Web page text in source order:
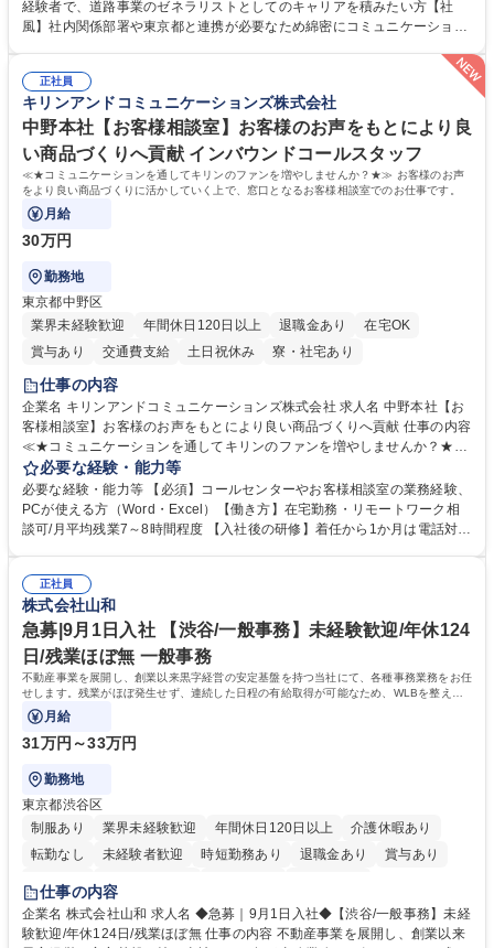
管理部門：広報、人事、経理など当公社の運営に係る管理業務 ■収益部
門：駐車場の新規開拓、管理運営、新宿駅西口広場の「イベントコーナ
密集地域の特定整備路線の用地取得、道路に関する普及啓発事業、都内の
道路施設や道路工事現場の見学ツアー事業 ※入社後は上記いずれかの部門
へ配属。※業務内容変更の範囲：会社の定める業務 募集職種 【都庁グル
ープ】総合職（事務）◇残業月平均9時間未満／有給年平均16日取得
経験者で、道路事業のゼネラリストとしてのキャリアを積みたい方【社
風】社内関係部署や東京都と連携が必要なため綿密にコミュニケーション
は、駐車場の管理運営や道路用地の取得、公益財団法人の中枢を担う管理
部門など多岐に渡る業務を経験できます。 ■様々なプロジェクト：駐車場
事業の他、新宿駅西口広場内に設置された照明を兼ねた広告「ブライトサ
イン」の管理運営を行うなど、事業収益を生み出す活動を積極的に行って
います。 学歴・資格 学歴：大学院 大学 高専 短大 専修学校 高校 語学力：
資格：
正社員
キリンアンドコミュニケーションズ株式会社
中野本社【お客様相談室】お客様のお声をもとにより良
い商品づくりへ貢献 インバウンドコールスタッフ
≪★コミュニケーションを通してキリンのファンを増やしませんか？★≫ お客様のお声
をより良い商品づくりに活かしていく上で、窓口となるお客様相談室でのお仕事です。
月給
30万円
勤務地
東京都中野区
業界未経験歓迎
年間休日120日以上 退職金あり
在宅OK
賞与あり
交通費支給 土日祝休み 寮・社宅あり
仕事の内容
企業名 キリンアンドコミュニケーションズ株式会社 求人名 中野本社【お
客様相談室】お客様のお声をもとにより良い商品づくりへ貢献 仕事の内容
≪★コミュニケーションを通してキリンのファンを増やしませんか？★≫
お客様のお声をより良い商品づくりに活かしていく上で、窓口となるお客
様相談室でのお仕事です。 日々お客様からいただくキリングループへのご
意見を、企業活動に活かしています。お客様からの声に迅速かつ誠意をも
って対応、情報提供するとともにグループ内活動に反映しています。 【具
平均100件前後■メール・手紙：同上40件前後 募集職種 中野本社【お客様
相談室】お客様のお声をもとにより良い商品づくりへ貢献
必要な経験・能力等
必要な経験・能力等 【必須】コールセンターやお客様相談室の業務経験、
PCが使える方（Word・Excel）【働き方】在宅勤務・リモートワーク相
談可/月平均残業7～8時間程度 【入社後の研修】着任から1か月は電話対応
すのでご安心ください。 【当社について】キリングループの広報機能を担
う会社として、お客様との出会いを大切にし、磨き上げたホスピタリティ
を込めてコミュニケーションをとりながら広報関連業務を行っておりま
す。 学歴・資格 学歴：大学院 大学 高専 短大 専修学校 高校 語学力： 資
格：
正社員
株式会社山和
急募|9月1日入社 【渋谷/一般事務】未経験歓迎/年休124
日/残業ほぼ無 一般事務
不動産事業を展開し、創業以来黒字経営の安定基盤を持つ当社にて、各種事務業務をお任
せします。残業がほぼ発生せず、連続した日程の有給取得が可能なため、WLBを整えた
い方にお勧めの環境です！
月給
31万円～33万円
勤務地
東京都渋谷区
制服あり
業界未経験歓迎 年間休日120日以上
介護休暇あり
転勤なし
未経験者歓迎 時短勤務あり 退職金あり
賞与あり
育休あり
完全週休2日制
仕事の内容
企業名 株式会社山和 求人名 ◆急募｜9月1日入社◆【渋谷/一般事務】未経
験歓迎/年休124日/残業ほぼ無 仕事の内容 不動産事業を展開し、創業以来